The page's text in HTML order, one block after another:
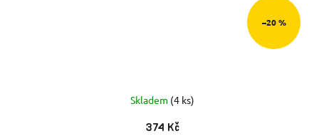
–20 %
Skladem (4 ks)
374 Kč